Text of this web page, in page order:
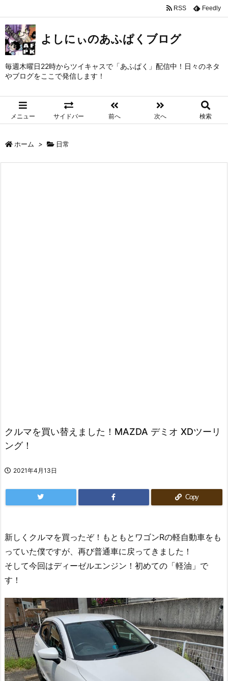
よしにぃのあふぱくブログ
毎週木曜日22時からツイキャスで「あふぱく」配信中！日々のネタ
やブログをここで発信します！
メニュー サイドバー 前へ 次へ 検索
RSS Feedly
ホーム > 日常
クルマを買い替えました！MAZDA デミオ XDツーリ
ング！
2021年4月13日
Copy
新しくクルマを買ったぞ！もともとワゴンRの軽自動車をも
っていた僕ですが、再び普通車に戻ってきました！
そして今回はディーゼルエンジン！初めての「軽油」で
す！